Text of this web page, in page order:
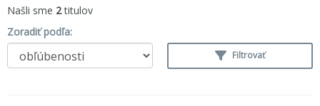
Našli sme 2titulov
Zoradiť podľa:
Filtrovať